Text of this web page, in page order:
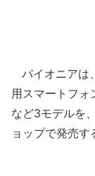
パイオニアは
用スマートフォ
など3モデルを
ョップで発売す